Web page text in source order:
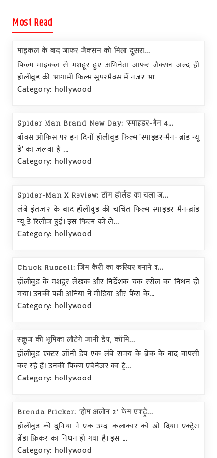
Most Read
माइकल के बाद जाफर जैक्सन को मिला दूसरा...
फिल्म माइकल से मशहूर हुए अभिनेता जाफर जैक्सन जल्द ही
हॉलीवुड की आगामी फिल्म सुपरमैक्स में नजर आ...
Category: hollywood
Spider Man Brand New Day: 'स्पाइडर-मैन 4...
बॉक्स ऑफिस पर इन दिनों हॉलीवुड फिल्म 'स्पाइडर-मैन- ब्रांड न्यू
डे' का जलवा है।...
Category: hollywood
Spider-Man X Review: टॉम हॉलैंड का चला ज...
लंबे इंतजार के बाद हॉलीवुड की चर्चित फिल्म स्पाइडर मैन-ब्रांड
न्यू डे रिलीज हुई। इस फिल्म को ले...
Category: hollywood
Chuck Russell: जिम कैरी का करियर बनाने व...
हॉलीवुड के मशहूर लेखक और निर्देशक चक रसेल का निधन हो
गया। उनकी पत्नी अनिया ने मीडिया और फैंस के...
Category: hollywood
स्क्रूज की भूमिका लौटेंगे जॉनी डेप, कॉमि...
हॉलीवुड एक्टर जॉनी डेप एक लंबे समय के ब्रेक के बाद वापसी
कर रहे हैं। उनकी फिल्म एबेनेजर का ट्रे...
Category: hollywood
Brenda Fricker: 'होम अलोन 2' फेम एक्ट्रे...
हॉलीवुड की दुनिया ने एक उम्दा कलाकार को खो दिया। एक्ट्रेस
ब्रेंडा फ्रिकर का निधन हो गया है। इस ...
Category: hollywood